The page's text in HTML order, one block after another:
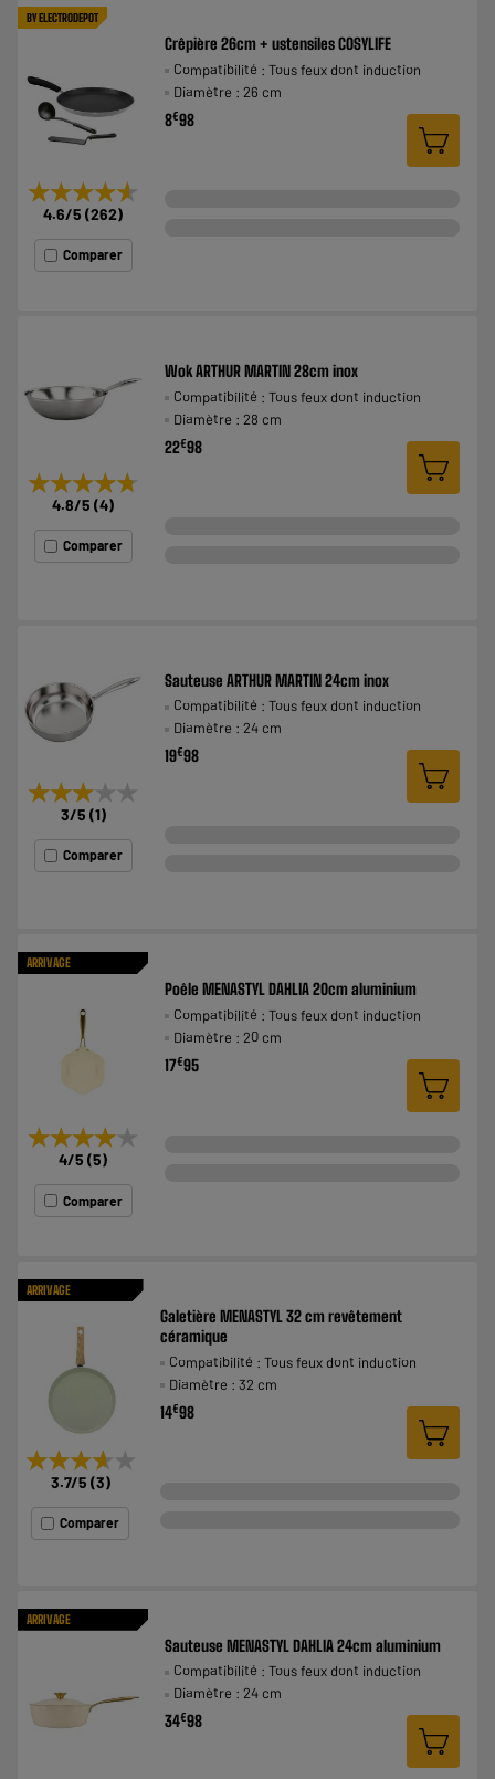
BY ELECTRODEPOT
★★★★★
★★★★★
4.6/5 (262)
Comparer
Crêpière 26cm + ustensiles COSYLIFE
Compatibilité : Tous feux dont induction
Diamètre : 26 cm
8€98
★★★★★
★★★★★
4.8/5 (4)
Comparer
Wok ARTHUR MARTIN 28cm inox
Compatibilité : Tous feux dont induction
Diamètre : 28 cm
22€98
★★★★★
★★★★★
3/5 (1)
Comparer
Sauteuse ARTHUR MARTIN 24cm inox
Compatibilité : Tous feux dont induction
Diamètre : 24 cm
19€98
ARRIVAGE
★★★★★
★★★★★
4/5 (5)
Comparer
Poêle MENASTYL DAHLIA 20cm aluminium
Compatibilité : Tous feux dont induction
Diamètre : 20 cm
17€95
ARRIVAGE
★★★★★
★★★★★
3.7/5 (3)
Comparer
Galetière MENASTYL 32 cm revêtement
céramique
Compatibilité : Tous feux dont induction
Diamètre : 32 cm
14€98
ARRIVAGE
Sauteuse MENASTYL DAHLIA 24cm aluminium
Compatibilité : Tous feux dont induction
Diamètre : 24 cm
34€98